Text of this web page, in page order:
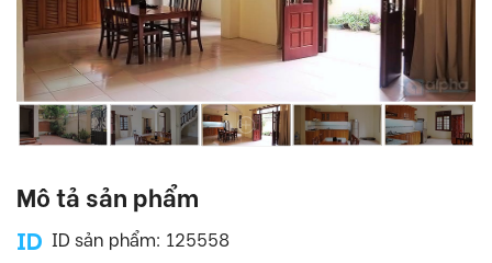
Mô tả sản phẩm
ID sản phẩm: 125558